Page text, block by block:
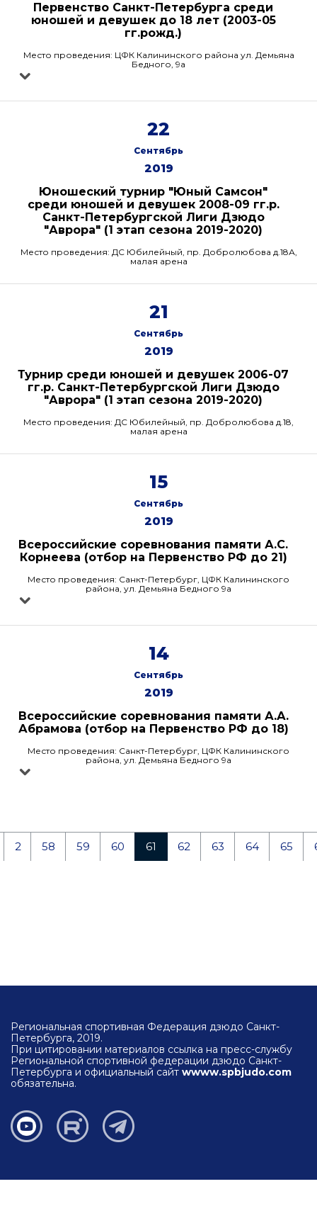
Первенство Санкт-Петербурга среди
юношей и девушек до 18 лет (2003-05
гг.рожд.)
Место проведения: ЦФК Калининского района ул. Демьяна
Бедного, 9а
22
Сентябрь
2019
Юношеский турнир "Юный Самсон"
среди юношей и девушек 2008-09 гг.р.
Санкт-Петербургской Лиги Дзюдо
"Аврора" (1 этап сезона 2019-2020)
Место проведения: ДС Юбилейный, пр. Добролюбова д.18А,
малая арена
21
Сентябрь
2019
Турнир среди юношей и девушек 2006-07
гг.р. Санкт-Петербургской Лиги Дзюдо
"Аврора" (1 этап сезона 2019-2020)
Место проведения: ДС Юбилейный, пр. Добролюбова д.18,
малая арена
15
Сентябрь
2019
Всероссийские соревнования памяти А.С.
Корнеева (отбор на Первенство РФ до 21)
Место проведения: Санкт-Петербург, ЦФК Калининского
района, ул. Демьяна Бедного 9а
14
Сентябрь
2019
Всероссийские соревнования памяти А.А.
Абрамова (отбор на Первенство РФ до 18)
Место проведения: Санкт-Петербург, ЦФК Калининского
района, ул. Демьяна Бедного 9а
2 58 59 60 61 62 63 64 65
Региональная спортивная Федерация дзюдо Санкт-
Петербурга, 2019.
При цитировании материалов ссылка на пресс-службу
Региональной спортивной федерации дзюдо Санкт-
Петербурга и официальный сайт wwww.spbjudo.com
обязательна.